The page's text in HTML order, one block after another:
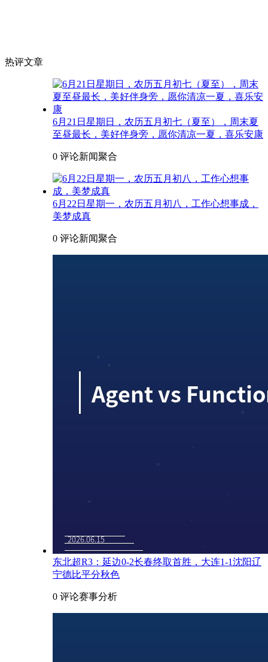
热评文章
6月21日星期日，农历五月初七（夏至），周末夏
至昼最长，美好伴身旁，愿你清凉一夏，喜乐安康
0 评论新闻聚合
6月22日星期一，农历五月初八，工作心想事成，
美梦成真
0 评论新闻聚合
东北超R3：延边0-2长春终取首胜，大连1-1沈阳辽
宁德比平分秋色
0 评论赛事分析